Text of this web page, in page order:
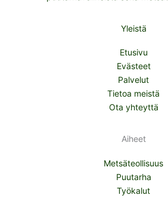
Yleistä
Etusivu
Evästeet
Palvelut
Tietoa meistä
Ota yhteyttä
Aiheet
Metsäteollisuus
Puutarha
Työkalut